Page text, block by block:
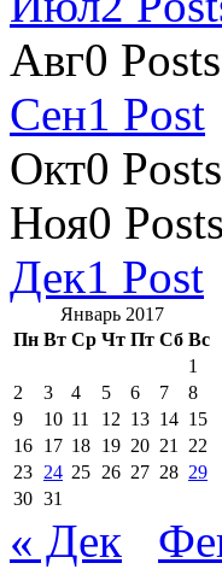
Авг0 Posts
Сен1 Post
Окт0 Posts
Ноя0 Posts
Дек1 Post
Январь 2017
Пн Вт Ср Чт Пт Сб Вс
1
2
3 4 5 6 7
8
9
10 11 12 13 14 15
16 17 18 19 20 21
22
23 24 25 26 27 28 29
30 31
« Дек